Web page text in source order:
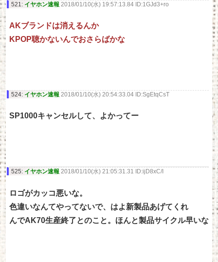
521: イヤホン速報 2018/01/10(水) 19:57:13.84 ID:1GJd3+ro
AKブランドは消えるんか
KPOP聴かないんでおさらばかな
524: イヤホン速報 2018/01/10(水) 20:54:33.04 ID:SgEtqCsT
SP1000キャンセルして、よかってー
525: イヤホン速報 2018/01/10(水) 21:05:31.31 ID:ijD8xC/I
ロゴがカッコ悪いな。
色違いなんてやってないで、はよ新製品あげてくれ
んでAK70生産終了とのこと。ほんと製品サイクル早いな